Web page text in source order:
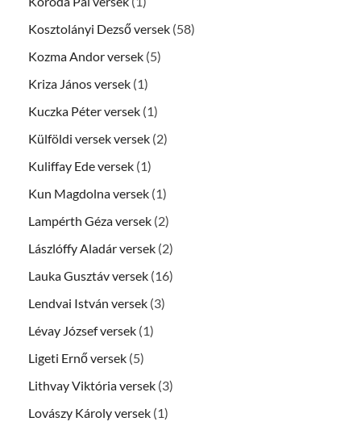
Kosztolányi Dezső versek (58)
Kozma Andor versek (5)
Kriza János versek (1)
Kuczka Péter versek (1)
Külföldi versek versek (2)
Kuliffay Ede versek (1)
Kun Magdolna versek (1)
Lampérth Géza versek (2)
Lászlóffy Aladár versek (2)
Lauka Gusztáv versek (16)
Lendvai István versek (3)
Lévay József versek (1)
Ligeti Ernő versek (5)
Lithvay Viktória versek (3)
Lovászy Károly versek (1)